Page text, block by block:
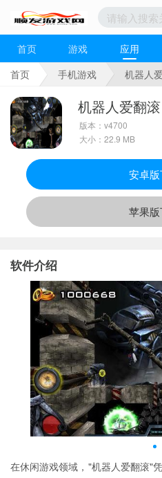
首页 游戏 应用
首页
手机游戏 机器人
机器人爱翻滚
版本：v4700
大小：22.9 MB
安卓
苹果
软件介绍
在休闲游戏领域，"机器人爱翻滚"